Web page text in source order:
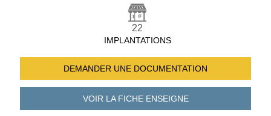
22
IMPLANTATIONS
DEMANDER UNE DOCUMENTATION
VOIR LA FICHEENSEIGNE